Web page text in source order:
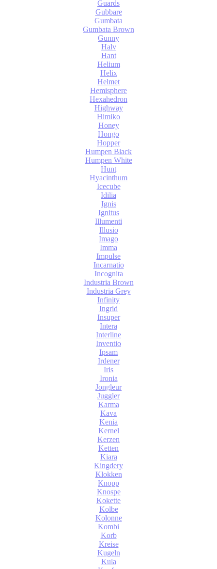
Guards
Gubbare
Gumbata
Gumbata Brown
Gunny
Halv
Hant
Helium
Helix
Helmet
Hemisphere
Hexahedron
Highway
Himiko
Honey
Hongo
Hopper
Humpen Black
Humpen White
Hunt
Hyacinthum
Icecube
Idilia
Ignis
Ignitus
Illumenti
Illusio
Imago
Imma
Impulse
Incarnatio
Incognita
Industria Brown
Industria Grey
Infinity
Ingrid
Insuper
Intera
Interline
Inventio
Ipsam
Irdener
Iris
Ironia
Jongleur
Juggler
Karma
Kava
Kenia
Kernel
Kerzen
Ketten
Kiara
Kingdery
Klokken
Knopp
Knospe
Kokette
Kolbe
Kolonne
Kombi
Korb
Kreise
Kugeln
Kula